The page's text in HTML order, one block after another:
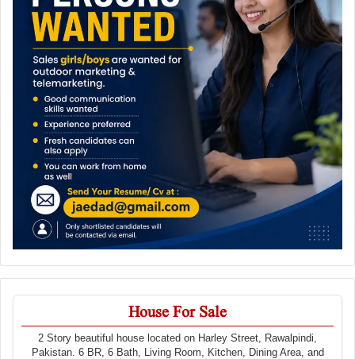
House For Sale
2 Story beautiful house located on Harley Street, Rawalpindi,
Pakistan. 6 BR, 6 Bath, Living Room, Kitchen, Dining Area, and